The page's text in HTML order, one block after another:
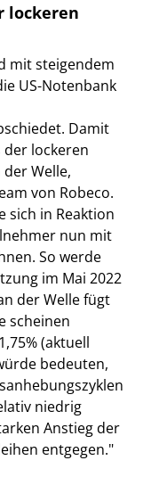
lockeren
mit steigendem
US-Notenbank
Damit
der lockeren
Welle,
von Robeco.
sich in Reaktion
nun mit
So werde
im Mai 2022
der Welle fügt
scheinen
(aktuell
bedeuten,
niedrig
Anstieg der
entgegen."